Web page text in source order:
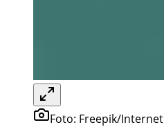
Foto: Freepik/Internet